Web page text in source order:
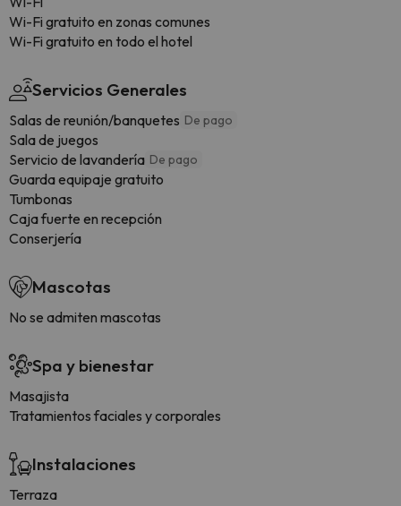
Wi-Fi gratuito en zonas comunes
Wi-Fi gratuito en todo el hotel
Servicios Generales
Salas de reunión/banquetes De pago
Sala de juegos
Servicio de lavandería De pago
Guarda equipaje gratuito
Tumbonas
Caja fuerte en recepción
Conserjería
Mascotas
No se admiten mascotas
Spa y bienestar
Masajista
Tratamientos faciales y corporales
Instalaciones
Terraza